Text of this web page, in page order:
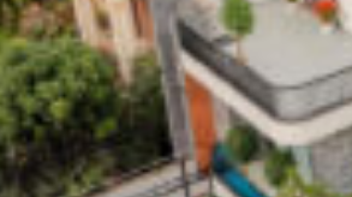
Biệt